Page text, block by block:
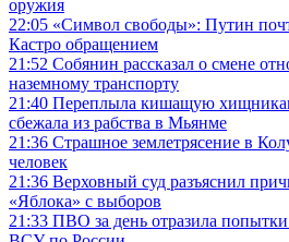
оружия
22:05 «Символ свободы»: Путин
Кастро обращением
21:52 Собянин рассказал о смене
наземному транспорту
21:40 Переплыла кишащую
сбежала из рабства в Мьянме
21:36 Страшное землетрясение в
человек
21:36 Верховный суд разъяснил
«Яблока» с выборов
21:33 ПВО за день отразила попытки